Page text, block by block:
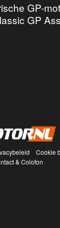
GP-
GP
Cookie
& Colofon